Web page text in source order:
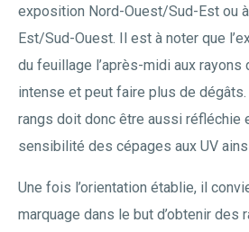
exposition Nord-Ouest/Sud-Est ou
Est/Sud-Ouest. Il est à noter que
du feuillage l’après-midi aux
intense et peut faire plus de dégâts.
rangs doit donc être aussi réfléchie
sensibilité des cépages aux UV ainsi
Une fois l’orientation établie, il
marquage dans le but d’obtenir des